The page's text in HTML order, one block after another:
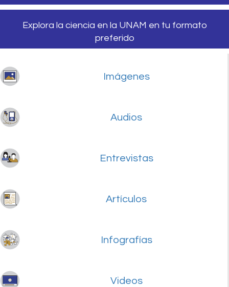
Explora la ciencia en la UNAM en tu formato
preferido
Imágenes
Audios
Entrevistas
Artículos
Infografías
Videos